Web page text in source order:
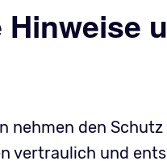
Hinweise
nehmen den
vertraulich und